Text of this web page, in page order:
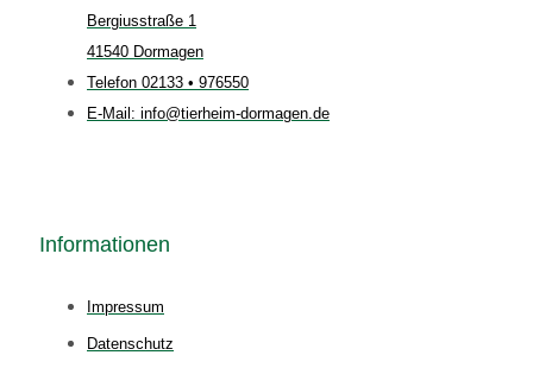
Bergiusstraße 1
41540 Dormagen
Telefon 02133 • 976550
E-Mail: info@tierheim-dormagen.de
Informationen
Impressum
Datenschutz